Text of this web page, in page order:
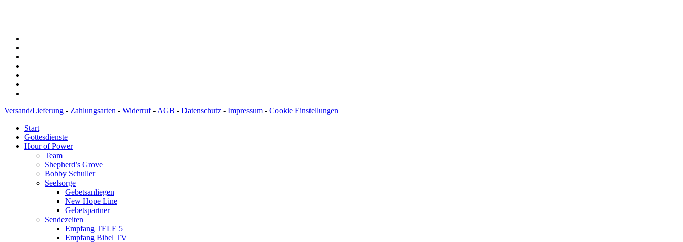
Versand/Lieferung - Zahlungsarten - Widerruf- AGB - Datenschutz - Impressum - Cookie Einstellungen
Start
Gottesdienste
Hour of Power
Team
Shepherd’s Grove
Bobby Schuller
Seelsorge
Gebetsanliegen
New Hope Line
Gebetspartner
Sendezeiten
Empfang TELE 5
Empfang Bibel TV